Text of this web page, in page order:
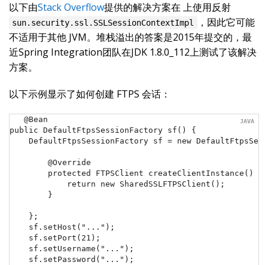
以下由Stack Overflow提供的解决方案在 上使用反射
sun.security.ssl.SSLSessionContextImpl
，因此它可能
不适用于其他 JVM。堆栈溢出的答案是2015年提交的，最
近Spring Integration团队在JDK 1.8.0_112上测试了该解决
方案。
以下示例显示了如何创建 FTPS 会话：
@Bean
public DefaultFtpsSessionFactory sf() {
DefaultFtpsSessionFactory sf = new
        @Override
        protected FTPSClient createClientInstance() {
            return new SharedSSLFTPSClient();
        }
    };
    sf.setHost("...");
    sf.setPort(21);
    sf.setUsername("...");
    sf.setPassword("...");